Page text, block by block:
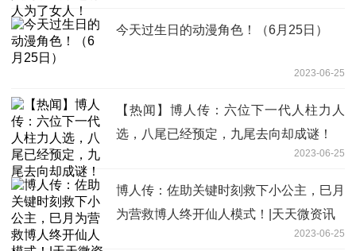
今天过生日的动漫角色！（6月25日）
2023-06-25
【热闻】博人传：六位下一代人柱力人
选，八尾已经预定，九尾去向却成谜！
2023-06-25
博人传：佐助关键时刻救下小公主，巳月
为营救博人终开仙人模式！|天天微资讯
2023-06-25